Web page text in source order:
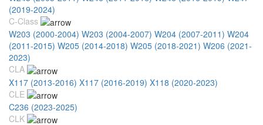
(2019-2024)
C-Class
W203 (2000-2004) W203 (2004-2007) W204 (2007-2011) W204
(2011-2015) W205 (2014-2018) W205 (2018-2021) W206 (2021-
2023)
CLA
X117 (2013-2016) X117 (2016-2019) X118 (2020-2023)
CLE
C236 (2023-2025)
CLK